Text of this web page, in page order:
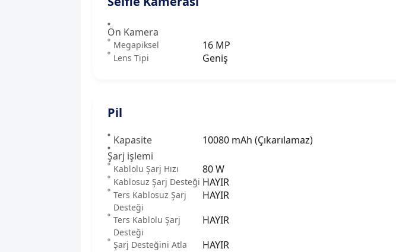
Ön Kamera
Megapiksel 16 MP
Lens Tipi Geniş
Pil
Kapasite
10080 mAh (Çıkarılamaz)
Şarj işlemi
Kablolu Şarj Hızı 80 W
Kablosuz Şarj Desteği HAYIR
Ters Kablosuz Şarj
Desteği
HAYIR
Ters Kablolu Şarj
Desteği
HAYIR
Şarj Desteğini Atla HAYIR